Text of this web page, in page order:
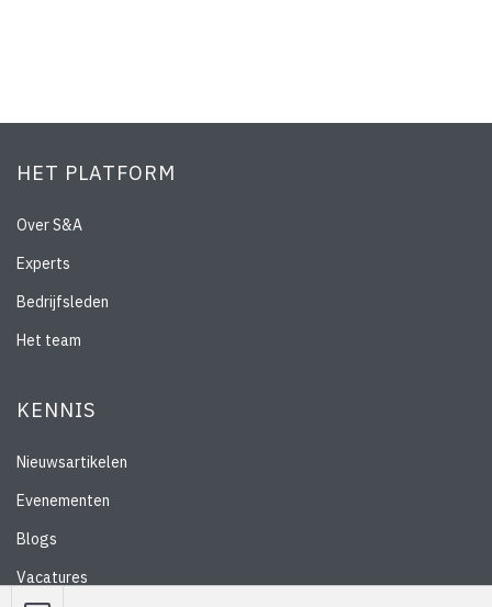
HET PLATFORM
Over S&A
Experts
Bedrijfsleden
Het team
KENNIS
Nieuwsartikelen
Evenementen
Blogs
Vacatures